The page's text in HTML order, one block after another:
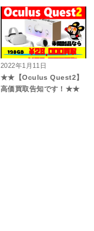
2022年1月11日
★★【Oculus Quest2】
高価買取告知です！★★